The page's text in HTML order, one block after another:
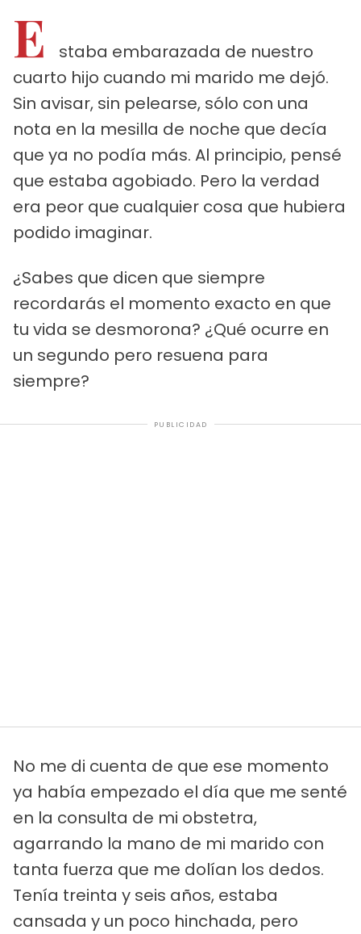
E
staba embarazada de nuestro
cuarto hijo cuando mi marido me dejó.
Sin avisar, sin pelearse, sólo con una
nota en la mesilla de noche que decía
que ya no podía más. Al principio, pensé
que estaba agobiado. Pero la verdad
era peor que cualquier cosa que hubiera
podido imaginar.
¿Sabes que dicen que siempre
recordarás el momento exacto en que
tu vida se desmorona? ¿Qué ocurre en
un segundo pero resuena para
siempre?
PUBLICIDAD
No me di cuenta de que ese momento
ya había empezado el día que me senté
en la consulta de mi obstetra,
agarrando la mano de mi marido con
tanta fuerza que me dolían los dedos.
Tenía treinta y seis años, estaba
cansada y un poco hinchada, pero